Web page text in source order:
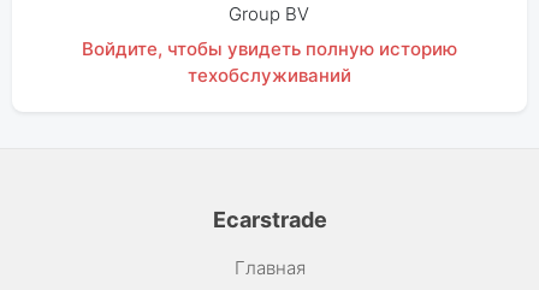
Group BV
Войдите, чтобы увидеть полную историю
техобслуживаний
Ecarstrade
Главная